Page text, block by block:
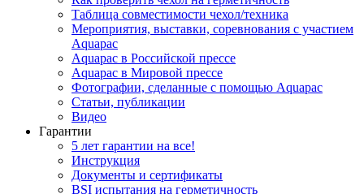
Таблица совместимости чехол/техника
Мероприятия, выставки, соревнования с участием
Aquapac
Aquapac в Российской прессе
Aquapac в Мировой прессе
Фотографии, сделанные с помощью Aquapac
Статьи, публикации
Видео
Гарантии
5 лет гарантии на все!
Инструкция
Документы и сертификаты
BSI испытания на герметичность